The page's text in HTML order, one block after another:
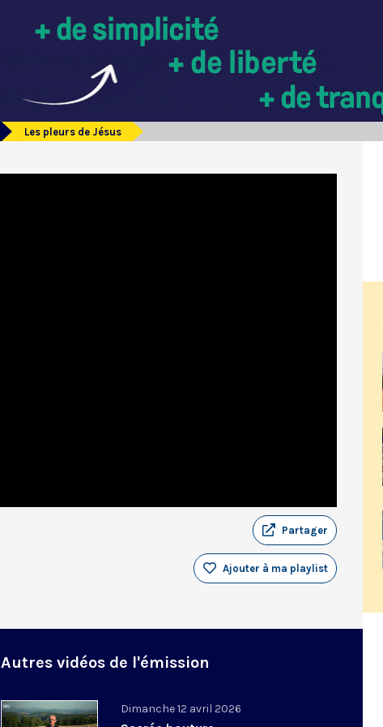
Les pleurs de Jésus
Partager
Ajouter à ma playlist
Autres vidéos de l'émission
Dimanche 12 avril 2026